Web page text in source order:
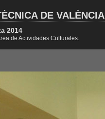
DE VALÈNCIA
2014
de Actividades Culturales.